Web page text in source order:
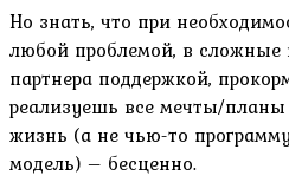
Но знать, что при
любой проблемой, в сложные
партнера поддержкой,
реализуешь все мечты/
жизнь (а не чью-то
модель) – бесценно.